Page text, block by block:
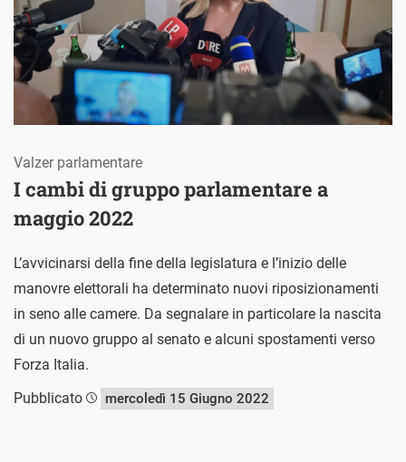
I cambi di gruppo parlamentare a
maggio 2022
Valzer parlamentare
L’avvicinarsi della fine della legislatura e l’inizio delle
manovre elettorali ha determinato nuovi riposizionamenti
in seno alle camere. Da segnalare in particolare la nascita
di un nuovo gruppo al senato e alcuni spostamenti verso
Forza Italia.
Pubblicato
mercoledì 15 Giugno 2022